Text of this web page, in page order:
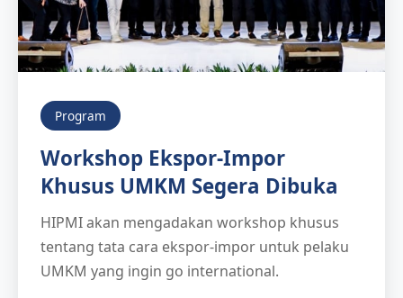
Program
Workshop Ekspor-Impor
Khusus UMKM Segera Dibuka
HIPMI akan mengadakan workshop khusus
tentang tata cara ekspor-impor untuk pelaku
UMKM yang ingin go international.